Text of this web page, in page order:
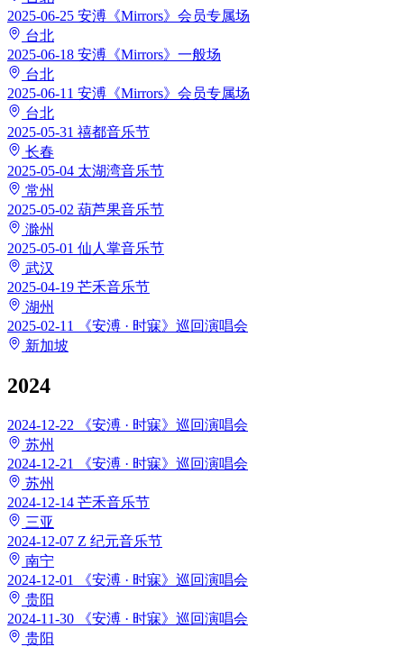
2025-06-25 安溥《Mirrors》会员专属场
台北
2025-06-18 安溥《Mirrors》一般场
台北
2025-06-11 安溥《Mirrors》会员专属场
台北
2025-05-31 禧都音乐节
长春
2025-05-04 太湖湾音乐节
常州
2025-05-02 葫芦果音乐节
滁州
2025-05-01 仙人掌音乐节
武汉
2025-04-19 芒禾音乐节
湖州
2025-02-11
《安溥 · 时寐》巡回演唱会
新加坡
2024
2024-12-22
《安溥 · 时寐》巡回演唱会
苏州
2024-12-21
《安溥 · 时寐》巡回演唱会
苏州
2024-12-14 芒禾音乐节
三亚
2024-12-07 Z 纪元音乐节
南宁
2024-12-01
《安溥 · 时寐》巡回演唱会
贵阳
2024-11-30
《安溥 · 时寐》巡回演唱会
贵阳